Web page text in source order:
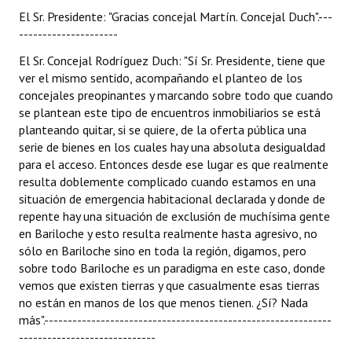
El Sr. Presidente: "Gracias concejal Martín. Concejal Duch".---
---------------------
El Sr. Concejal Rodríguez Duch: "Sí Sr. Presidente, tiene que
ver el mismo sentido, acompañando el planteo de los
concejales preopinantes y marcando sobre todo que cuando
se plantean este tipo de encuentros inmobiliarios se está
planteando quitar, si se quiere, de la oferta pública una
serie de bienes en los cuales hay una absoluta desigualdad
para el acceso. Entonces desde ese lugar es que realmente
resulta doblemente complicado cuando estamos en una
situación de emergencia habitacional declarada y donde de
repente hay una situación de exclusión de muchísima gente
en Bariloche y esto resulta realmente hasta agresivo, no
sólo en Bariloche sino en toda la región, digamos, pero
sobre todo Bariloche es un paradigma en este caso, donde
vemos que existen tierras y que casualmente esas tierras
no están en manos de los que menos tienen. ¿Sí? Nada
más".-------------------------------------------------------------
-----------------------------